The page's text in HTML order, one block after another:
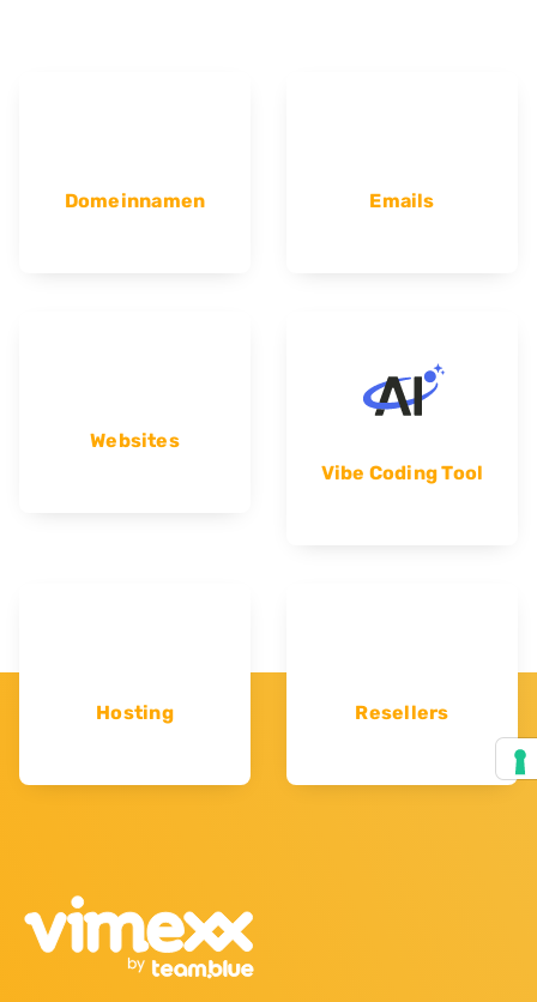
Domeinnamen Emails
Websites
Vibe Coding Tool
Hosting Resellers